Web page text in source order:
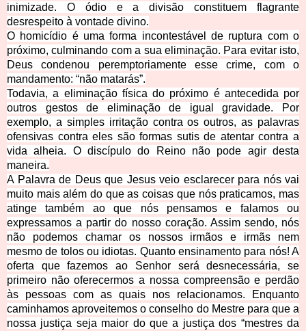
inimizade. O ódio e a divisão constituem flagrante
desrespeito à vontade divino.
O homicídio é uma forma incontestável de ruptura com o
próximo, culminando com a sua eliminação. Para evitar isto,
Deus condenou peremptoriamente esse crime, com o
mandamento: “não matarás”.
Todavia, a eliminação física do próximo é antecedida por
outros gestos de eliminação de igual gravidade. Por
exemplo, a simples irritação contra os outros, as palavras
ofensivas contra eles são formas sutis de atentar contra a
vida alheia. O discípulo do Reino não pode agir desta
maneira.
A Palavra de Deus que Jesus veio esclarecer para nós vai
muito mais além do que as coisas que nós praticamos, mas
atinge também ao que nós pensamos e falamos ou
expressamos a partir do nosso coração. Assim sendo, nós
não podemos chamar os nossos irmãos e irmãs nem
mesmo de tolos ou idiotas. Quanto ensinamento para nós! A
oferta que fazemos ao Senhor será desnecessária, se
primeiro não oferecermos a nossa compreensão e perdão
às pessoas com as quais nos relacionamos. Enquanto
caminhamos aproveitemos o conselho do Mestre para que a
nossa justiça seja maior do que a justiça dos “mestres da